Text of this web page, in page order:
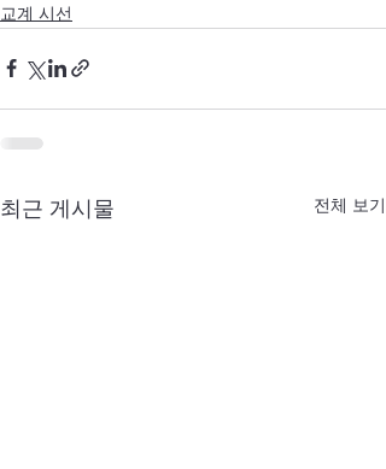
교계 시선
최근 게시물 전체 보기